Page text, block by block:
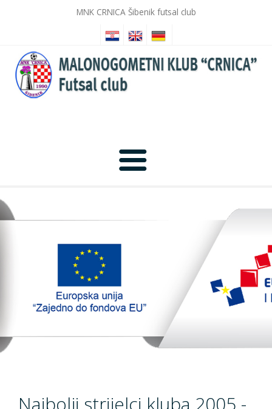
MNK CRNICA Šibenik futsal club
TopTim liga
Najbolji strijelci kluba 2005 -